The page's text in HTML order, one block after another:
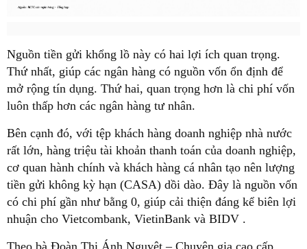
Nguồn tiền gửi khổng lồ này có hai lợi ích quan trọng.
Thứ nhất, giúp các ngân hàng có nguồn vốn ổn định để
mở rộng tín dụng. Thứ hai, quan trọng hơn là chi phí vốn
luôn thấp hơn các ngân hàng tư nhân.
Bên cạnh đó, với tệp khách hàng doanh nghiệp nhà nước
rất lớn, hàng triệu tài khoản thanh toán của doanh nghiệp,
cơ quan hành chính và khách hàng cá nhân tạo nên lượng
tiền gửi không kỳ hạn (CASA) dồi dào. Đây là nguồn vốn
có chi phí gần như bằng 0, giúp cải thiện đáng kể biên lợi
nhuận cho Vietcombank, VietinBank và BIDV .